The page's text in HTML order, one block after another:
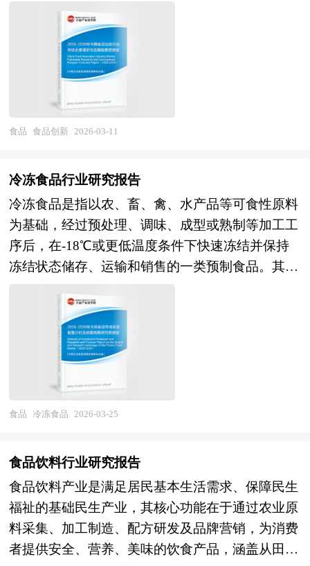
把握无糖果汁行业未被满足的市场需求和趋势，有
效规避无糖果汁行业投资风险，更有效率地巩固或
者拓展相应的战略性目标市场，牢牢把握行业竞争
的主动权。形成企业良好的可持续发展优势。
形成产业园区和产业集群的良性互动，是区域经济
增长的重要途径。在产业集群的指导下，推进产业
园区建设，不仅是当前发展产业集群的需要，更是
加快新型工业化进程的必然选择。 在区域竞争日
趋激烈的今天，产业集群已成为提高区域竞争力的
重要途径。世界各地包括我国各地的进程中，都把
为园区是形成地方产业集群的主要载体。产业集群
在空间上的表现形式是相关产业和支撑机构在地理
上的集中，因而，产业集群形成和产业集群效应得
到发挥的第一条件是产业在地理上的聚集性。产业
园区是政府划出一块区域，通过优化经济发展的软
环境和硬环境，制定一系列优惠政策，吸引和鼓励
大量企业进驻和发展，这为形成产业集群和发挥产
业集群效应准备了条件。 要使包括成本优势、市
场优势、创新优势、扩张优势等方面内容在内的产
业集群效应得以有效发挥，除了企业在地理上的集
中外，还必须具备一些条件，例如，形成产业配
套，产业之间有着密切的物质和技术联系；企业间
形成良好的信任和合作关系；形成有利于技术创新
和制度创新的环境，创新的"产业空气"浓厚；形成
被广泛认可的价值观和理念，从而构建区域文化。
而产业园区恰恰有利于这些条件的形成，如政府对
与园区进行整体规划和科学管理，在企业引进上就
而接受全部资产与责任的另一公司仍然完全以自身
名义继续运行。公司收购则是指一家公司经由收购
另一公司的股票或股份等方式，取得该另一公司的
控制权或管理权。企业在并购及资产重组活动中会
涉及到诸多专业问题，比如并购目标公司的选定，
目标公司资产估值，并购重组方式的选择、融资方
式的选择，并购成本的控制，并购的法律问题等
难以正确处理，因而必须委托专业的顾问机构协
助。 本报告由中研普华咨询公司领衔撰写，在大
量周密的市场调研基础上，主要依据了国家统计
局、国家海关总署、国家发改委、国家商务部、食
品饮料加工行业相关协会、中国行业研究网等国家
基础信息以及专业研究机构公布和提供的大量资
料，对我国食品饮料加工行业的发展状况、竞争情
况、发展趋势、行业技术等背景进行了分析，并重
点分析了我国食品饮料加工行业兼并重组机会，以
及中国食品饮料加工行业兼并重组将面临的挑战。
报告还对国内外的食品饮料加工行业兼并重组案例
兼并重组事件进行监测，数据保持动态更新，是食
品饮料加工相关企业、科研单位、投资机构等单位
准确了解目前食品饮料加工行业兼并重组动态，把
握企业定位和发展方向不可多得的精品。除提供
《2026-2030年版食品饮料加工行业兼并重组机会
新横跨食品科学、营养学、生物技术、材料工程、
数字技术等多个学科领域，其应用场景从传统的加
工食品、饮料、乳制品、休闲食品延伸至功能性食
品、精准营养、替代蛋白、细胞培养肉、智慧餐饮
等前沿领域。作为关系国计民生的基础产业，食品
创新不仅是企业获取竞争优势、提升附加值的核心
持续发展的重要路径，其发展水平直接反映了一个
前，我国食品创新产业正处于消费需求升级与科技
赋能加速的双重驱动期，传统业态与新兴力量交织
碰撞。在消费端，健康化、便捷化、个性化、可持
续成为核心趋势，减糖减盐、清洁标签、功能性成
分、植物基替代等概念快速普及，Z世代和新中产
阶层对创新产品的接受度和支付意愿显著提升，社
交媒体和直播电商重塑了产品发现、种草和购买链
路。在供给端，大型食品企业通过设立创新中心、
并购初创品牌、开放创新平台等方式强化创新能
力，新锐品牌借助柔性供应链和DTC模式实现快速
迭代，生物技术公司、食品科技公司跨界进入推动
在食品原料生产中的应用取得突破，精准发酵、酶
工程、3D食品打印等技术从实验室走向中试，人
工智能在风味设计、配方优化、消费者洞察中的应
用逐步深化，区块链和物联网在食品溯源和供应链
透明化中发挥价值。与此同时，行业面临创新同质
食品 食品创新 2026-03-11
冷冻食品行业研究报告
冷冻食品是指以农、畜、禽、水产品等可食性原料
为基础，经过预处理、调味、成型或熟制等加工工
序后，在-18℃或更低温度条件下快速冻结并保持
冻结状态储存、运输和销售的一类预制食品。其核
性，有效延缓脂肪氧化、蛋白质变性及水分流失等
劣变反应，从而在较长时间内保持食品的感官品
质、营养价值与食用安全性。 冷冻食品的加工过
程通常包括原料验收、清洗分割、腌制调味、热处
理（如蒸煮、油炸）、速冻（采用流化床、螺旋带
式或隧道式速冻设备实现中心温度在30分钟内降
等标准化环节，确保产品从生产到消费全程处于冷
可分为生制品（需进一步烹饪）和熟制品（经简单
加热即可食用）两大类；按品类则涵盖调理肉制
品、水产制品、面米制品、果蔬制品及即烹即食餐
食等。 其优势在于延长保质期、便于规模化生
食品 冷冻食品 2026-03-25
食品饮料行业研究报告
食品饮料产业是满足居民基本生活需求、保障民生
福祉的基础民生产业，其核心功能在于通过农业原
料采集、加工制造、配方研发及品牌营销，为消费
者提供安全、营养、美味的饮食产品，涵盖从田间